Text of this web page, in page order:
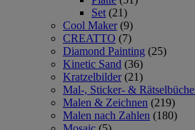
Set (21)
Cool Maker (9)
CREATTO (7)
Diamond Painting (25)
Kinetic Sand (36)
Kratzelbilder (21)
Mal-, Sticker- &
Malen & Zeichnen (219)
Malen nach Zahlen (180)